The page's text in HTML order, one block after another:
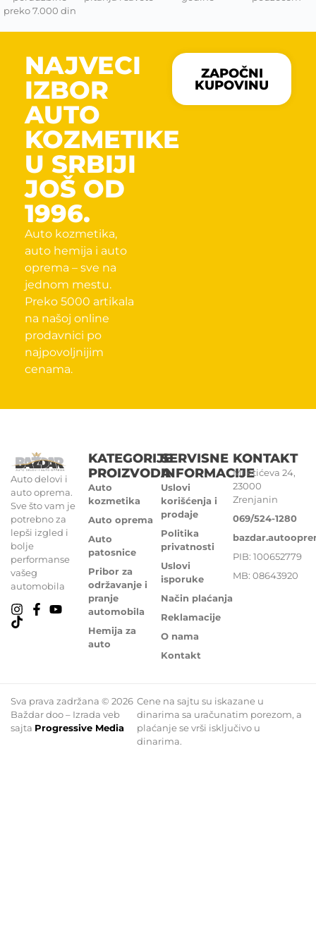
preko 7.000 din
NAJVECI
IZBOR
AUTO
KOZMETIKE
U SRBIJI
JOŠ OD
1996.
Auto kozmetika,
auto hemija i auto
oprema – sve na
jednom mestu.
Preko 5000 artikala
na našoj online
prodavnici po
najpovoljnijim
cenama.
ZAPOČNI
KUPOVINU
Auto delovi i
auto oprema.
Sve što vam je
potrebno za
lepši izgled i
bolje
performanse
vašeg
automobila
KATEGORIJE
PROIZVODA
Auto
kozmetika
Auto oprema
Auto
patosnice
Pribor za
održavanje i
pranje
automobila
Hemija za
auto
SERVISNE
INFORMACIJE
Uslovi
korišćenja i
prodaje
Politika
privatnosti
Uslovi
isporuke
Način plaćanja
Reklamacije
O nama
Kontakt
KONTAKT
Miletićeva 24,
23000
Zrenjanin
069/524-1280
PIB: 100652779
MB: 08643920
Sva prava zadržana © 2026
Baždar doo – Izrada veb
sajta Progressive Media
Cene na sajtu su iskazane u
dinarima sa uračunatim porezom, a
plaćanje se vrši isključivo u
dinarima.